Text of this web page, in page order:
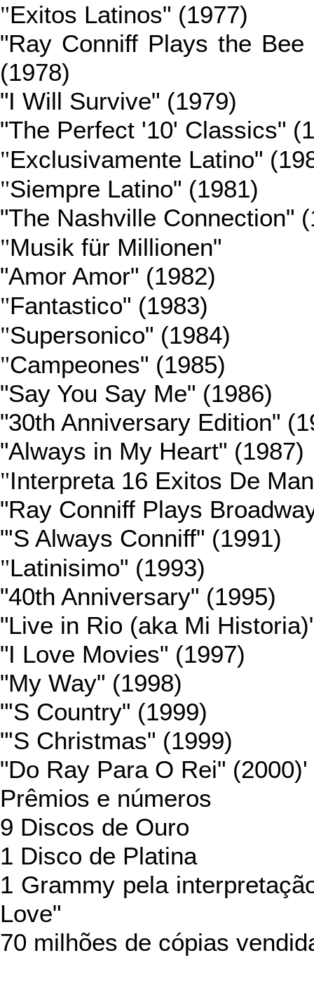
"Exitos Latinos" (1977)
"Ray Conniff Plays the
(1978)
"I Will Survive" (1979)
"The Perfect '10' Classics"
"Exclusivamente Latino"
"Siempre Latino" (1981)
"The Nashville Connection"
"Musik für Millionen"
"Amor Amor" (1982)
"Fantastico" (1983)
"Supersonico" (1984)
"Campeones" (1985)
"Say You Say Me" (1986)
"30th Anniversary Edition"
"Always in My Heart" (1987)
"Interpreta 16 Exitos De
"Ray Conniff Plays
"'S Always Conniff" (1991)
"Latinisimo" (1993)
"40th Anniversary" (1995)
"Live in Rio (aka Mi
"I Love Movies" (1997)
"My Way" (1998)
"'S Country" (1999)
"'S Christmas" (1999)
"Do Ray Para O Rei" (2000)'
Prêmios e números
9 Discos de Ouro
1 Disco de Platina
1 Grammy pela
Love"
70 milhões de cópias